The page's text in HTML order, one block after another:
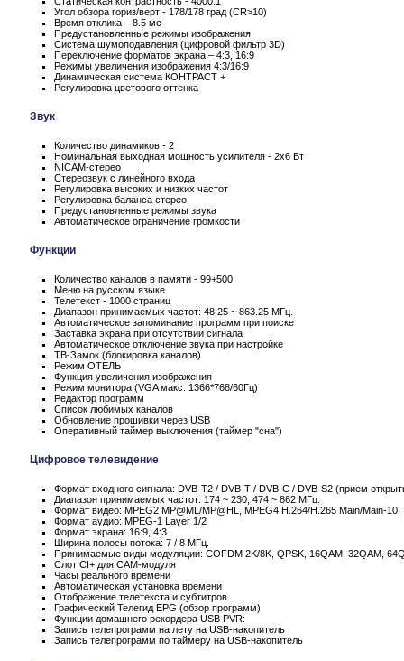
Угол обзора гориз/верт - 178/178 град (CR>10)
Время отклика – 8.5 мс
Предустановленные режимы изображения
Система шумоподавления (цифровой фильтр 3D)
Переключение форматов экрана – 4:3, 16:9
Режимы увеличения изображения 4:3/16:9
Динамическая система КОНТРАСТ +
Регулировка цветового оттенка
Звук
Количество динамиков - 2
Номинальная выходная мощность усилителя - 2x6 Вт
NICAM-стерео
Стереозвук с линейного входа
Регулировка высоких и низких частот
Регулировка баланса стерео
Предустановленные режимы звука
Автоматическое ограничение громкости
Функции
Количество каналов в памяти - 99+500
Меню на русском языке
Телетекст - 1000 страниц
Диапазон принимаемых частот: 48.25 ~ 863.25 МГц.
Автоматическое запоминание программ при поиске
Заставка экрана при отсутствии сигнала
Автоматическое отключение звука при настройке
ТВ-Замок (блокировка каналов)
Режим ОТЕЛЬ
Функция увеличения изображения
Режим монитора (VGA макс. 1366*768/60Гц)
Редактор программ
Список любимых каналов
Обновление прошивки через USB
Оперативный таймер выключения (таймер "сна")
Цифровое телевидение
Формат входного сигнала: DVB-T2 / DVB-T / DVB-C / DVB-S2 (прием
Диапазон принимаемых частот: 174 ~ 230, 474 ~ 862 МГц.
Формат видео: MPEG2 MP@ML/MP@HL, MPEG4 H.264/H.265 Main/Main-10,
Формат аудио: MPEG-1 Layer 1/2
Формат экрана: 16:9, 4:3
Ширина полосы потока: 7 / 8 МГц.
Принимаемые виды модуляции: COFDM 2K/8K, QPSK, 16QAM, 32QAM,
Слот CI+ для CAM-модуля
Часы реального времени
Автоматическая установка времени
Отображение телетекста и субтитров
Графический Телегид EPG (обзор программ)
Функции домашнего рекордера USB PVR:
Запись телепрограмм на лету на USB-накопитель
Запись телепрограмм по таймеру на USB-накопитель